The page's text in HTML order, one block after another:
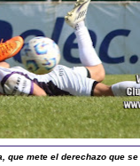
mete el derechazo que se